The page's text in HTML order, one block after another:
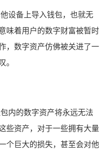
设备上导入钱包，也就无
味着用户的数字财富被暂时
，数字资产仿佛被关进了一
。
内的数字资产将永远无法
些资产，对于一些拥有大量
个巨大的损失，甚至会对他